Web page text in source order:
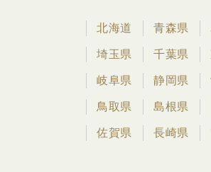
北海道 青森県
埼玉県 千葉県
岐阜県 静岡県
鳥取県 島根県
佐賀県 長崎県